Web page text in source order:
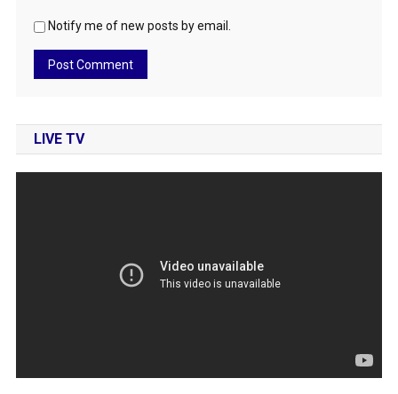
Notify me of new posts by email.
LIVE TV